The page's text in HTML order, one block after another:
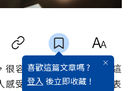
喜歡這篇文章嗎 ?
登入 後立即收藏 !
很容易用語會太過直接，這
感受不佳或是帶來冒犯。表